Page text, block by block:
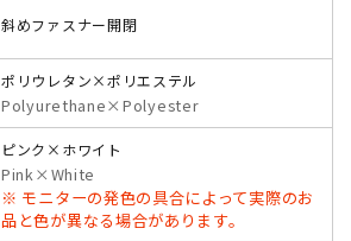
斜めファスナー開閉
ポリウレタン×ポリエステル
Polyurethane×Polyester
ピンク×ホワイト
Pink×White
※ モニターの発色の具合によって実際のお
品と色が異なる場合があります。